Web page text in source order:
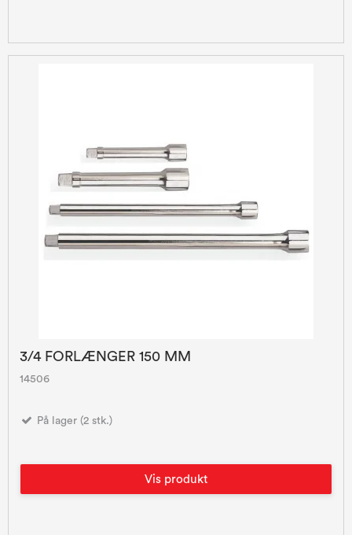
3/4 FORLÆNGER 150 MM
14506
På lager (2 stk.)
Vis produkt